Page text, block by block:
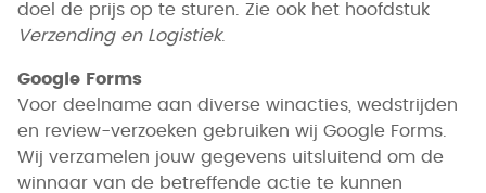
doel de prijs op te sturen. Zie ook het hoofdstuk
Verzending en Logistiek.
Google Forms
Voor deelname aan diverse winacties, wedstrijden
en review-verzoeken gebruiken wij Google Forms.
Wij verzamelen jouw gegevens uitsluitend om de
winnaar van de betreffende actie te kunnen